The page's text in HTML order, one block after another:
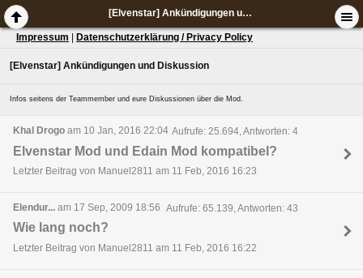
[Elvenstar] Ankündigungen und Diskussion
Impressum Datenschutzerklärung / Privacy Policy
[Elvenstar] Ankündigungen und Diskussion
Infos seitens der Teammember und eure Diskussionen über die Mod.
Khal Drogo am 10 Jan, 2016 22:04 Aufrufe: 25.694, Antworten: 4
Elvenstar Mod und Edain Mod kompatibel?
Letzter Beitrag von Manuel2811 am 11 Feb, 2016 16:23
Elendur... am 17 Sep, 2009 18:56 Aufrufe: 65.139, Antworten: 43
Wie lang noch?
Letzter Beitrag von Manuel2811 am 11 Feb, 2016 16:22